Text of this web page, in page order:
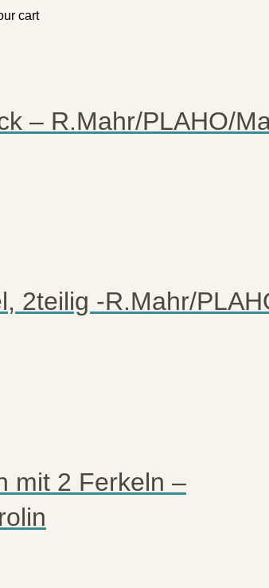
cart
– R.Mahr/PLAHO/
2teilig -R.Mahr/
mit 2 Ferkeln –